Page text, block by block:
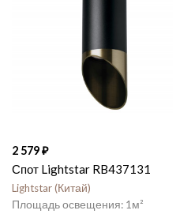
2 579
Спот Lightstar RB437131
Lightstar Китай
1